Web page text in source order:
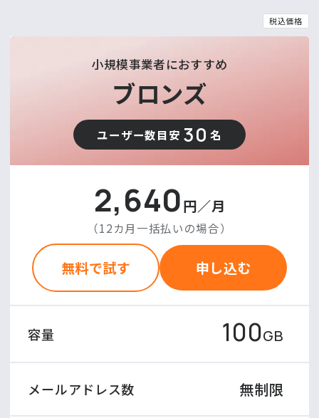
税込価格
小規模事業者におすすめ
ブロンズ
ユーザー数目安 30 名
2,640円／月
（12カ月一括払いの場合）
無料で試す 申し込む
容量 100GB
メールアドレス数 無制限